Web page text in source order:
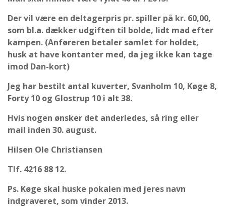
Der vil være en deltagerpris pr. spiller på kr. 60,00,
som bl.a. dækker udgiften til bolde, lidt mad efter
kampen. (Anføreren betaler samlet for holdet,
husk at have kontanter med, da jeg ikke kan tage
imod Dan-kort)
Jeg har bestilt antal kuverter, Svanholm 10, Køge 8,
Forty 10 og Glostrup 10 i alt 38.
Hvis nogen ønsker det anderledes, så ring eller
mail inden 30. august.
Hilsen Ole Christiansen
Tlf. 4216 88 12.
Ps. Køge skal huske pokalen med jeres navn
indgraveret, som vinder 2013.